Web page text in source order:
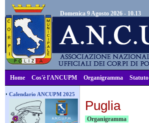
Domenica 9 Agosto 2026 - 10.13
Home Cos'è l'ANCUPM Organigramma Statuto
Calendario ANCUPM 2025
Puglia
Organigramma